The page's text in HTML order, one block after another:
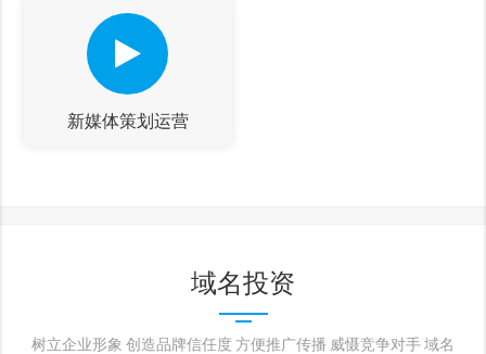
新媒体策划运营
域名投资
树立企业形象 创造品牌信任度 方便推广传播 威慑竞争对手 域名